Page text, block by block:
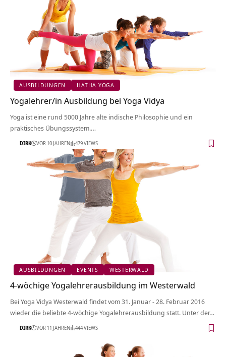
AUSBILDUNGEN HATHA YOGA
Yogalehrer/in Ausbildung bei Yoga Vidya
Yoga ist eine rund 5000 Jahre alte indische Philosophie und ein
praktisches Übungssystem.…
DIRK VOR 10 JAHREN 479 VIEWS
AUSBILDUNGEN EVENTS WESTERWALD
4-wöchige Yogalehrerausbildung im Westerwald
Bei Yoga Vidya Westerwald findet vom 31. Januar - 28. Februar 2016
wieder die beliebte 4-wöchige Yogalehrerausbildung statt. Unter der…
DIRK VOR 11 JAHREN 444 VIEWS